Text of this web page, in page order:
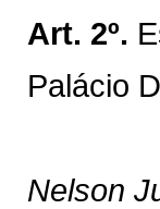
Art. 2º.
Palácio
Nelson